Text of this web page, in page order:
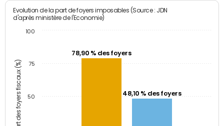
Part des foyers fiscaux (%)
Evolution de la part de foyers imposables (Source : JDN
d'après ministère de l'Economie)
78,90 % des foyers
48,10 % des foyers
50
75
100